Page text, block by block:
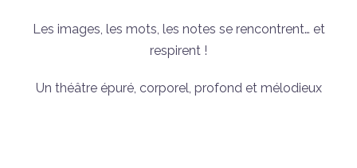
Les images, les mots, les notes se rencontrent… et
respirent !
Un théâtre épuré, corporel, profond et mélodieux